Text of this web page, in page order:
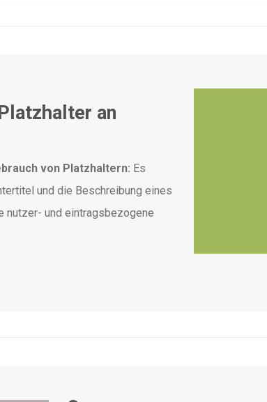
an
von Platzhaltern: Es
und die Beschreibung eines
nutzer- und eintragsbezogene